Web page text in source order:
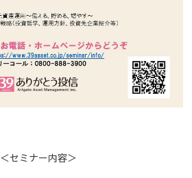
＜セミナー内容＞